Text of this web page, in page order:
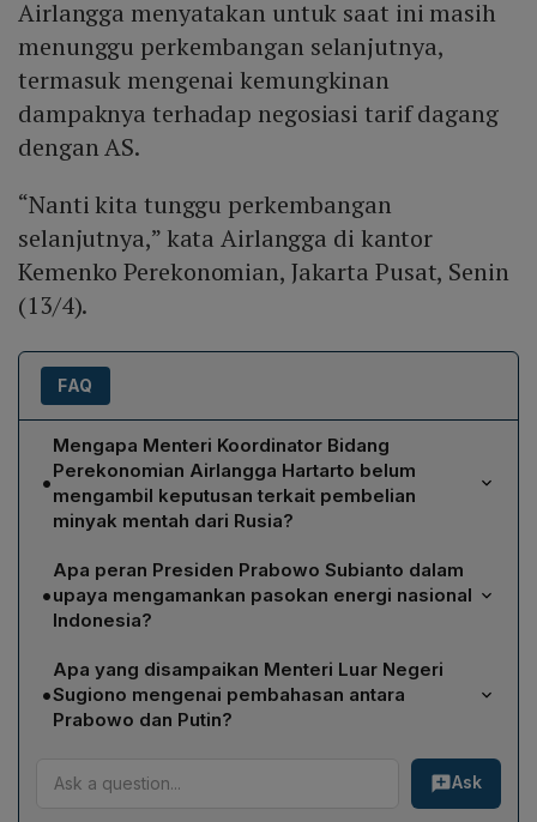
Airlangga menyatakan untuk saat ini masih
menunggu perkembangan selanjutnya,
termasuk mengenai kemungkinan
dampaknya terhadap negosiasi tarif dagang
dengan AS.
“Nanti kita tunggu perkembangan
selanjutnya,” kata Airlangga di kantor
Kemenko Perekonomian, Jakarta Pusat, Senin
(13/4).
FAQ
•
Mengapa Menteri Koordinator Bidang
Perekonomian Airlangga Hartarto belum
mengambil keputusan terkait pembelian
minyak mentah dari Rusia?
Airlangga menyatakan bahwa keputusan masih ditunda
karena pemerintah masih menunggu perkembangan
lebih lanjut, khususnya dampak potensial terhadap
menekankan perlunya menilai konsekuensi ekonomi
secara menyeluruh sebelum mengambil langkah
konkret.
•
Apa peran Presiden Prabowo Subianto dalam
upaya mengamankan pasokan energi nasional
Indonesia?
Prabowo melakukan perjalanan luar negeri ke Rusia
dengan agenda bertemu Presiden Vladimir Putin. Dalam
rapat kerja di Istana Merdeka, ia menegaskan
pemerintah untuk mengamankan pasokan minyak
nasional, mengingat ketatnya pasokan global akibat
•
Apa yang disampaikan Menteri Luar Negeri
Sugiono mengenai pembahasan antara
Prabowo dan Putin?
Sugiono menjelaskan bahwa pertemuan antara
Presiden Prabowo dan Presiden Putin akan membahas
geopolitik global serta situasi energi, termasuk potensi
Ask